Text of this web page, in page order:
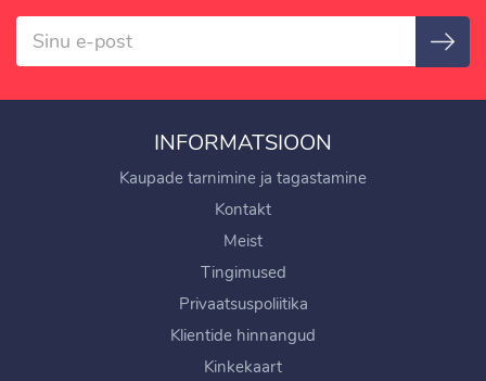
INFORMATSIOON
Kaupade tarnimine ja tagastamine
Kontakt
Meist
Tingimused
Privaatsuspoliitika
Klientide hinnangud
Kinkekaart